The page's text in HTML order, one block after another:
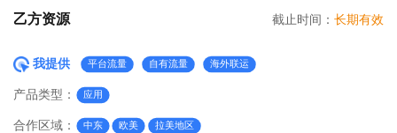
乙方资源 截止时间： 长期有效
我提供 平台流量 自有流量 海外联运
产品类型： 应用
合作区域： 中东 欧美 拉美地区